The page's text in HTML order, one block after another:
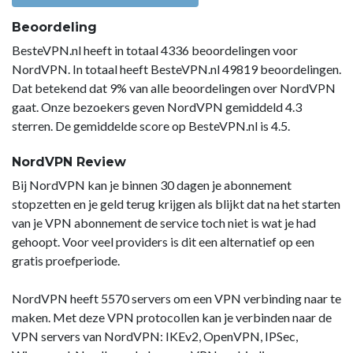
Beoordeling
BesteVPN.nl heeft in totaal 4336 beoordelingen voor
NordVPN. In totaal heeft BesteVPN.nl 49819 beoordelingen.
Dat betekend dat 9% van alle beoordelingen over NordVPN
gaat. Onze bezoekers geven NordVPN gemiddeld 4.3
sterren. De gemiddelde score op BesteVPN.nl is 4.5.
NordVPN Review
Bij NordVPN kan je binnen 30 dagen je abonnement
stopzetten en je geld terug krijgen als blijkt dat na het starten
van je VPN abonnement de service toch niet is wat je had
gehoopt. Voor veel providers is dit een alternatief op een
gratis proefperiode.
NordVPN heeft 5570 servers om een VPN verbinding naar te
maken. Met deze VPN protocollen kan je verbinden naar de
VPN servers van NordVPN: IKEv2, OpenVPN, IPSec,